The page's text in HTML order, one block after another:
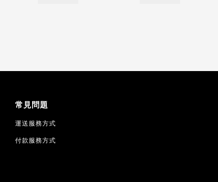
常見問題
運送服務方式
付款服務方式